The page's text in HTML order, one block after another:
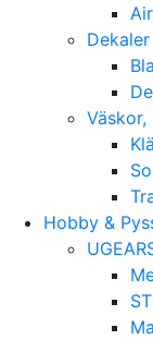
Väskor,
Hobby &